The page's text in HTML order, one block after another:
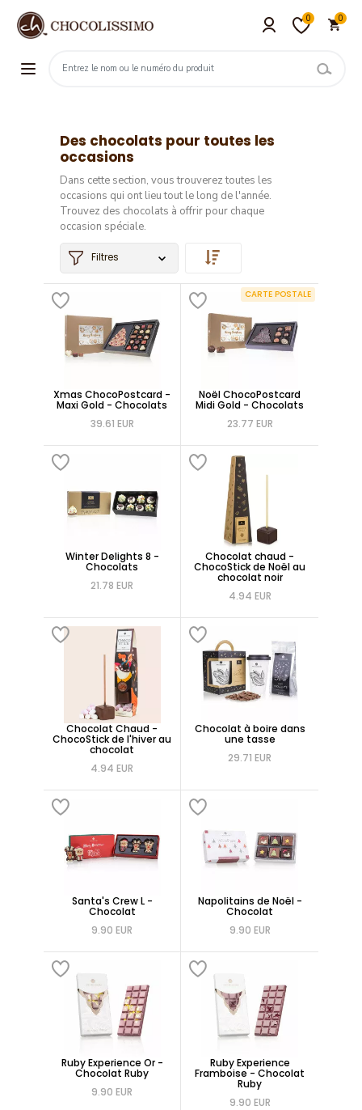
0 0
Des chocolats pour toutes les
occasions
Dans cette section, vous trouverez toutes les
occasions qui ont lieu tout le long de l'année.
Trouvez des chocolats à offrir pour chaque
occasion spéciale.
Filtres
Xmas ChocoPostcard -
Maxi Gold - Chocolats
39.61 EUR
CARTE POSTALE
Noël ChocoPostcard
Midi Gold - Chocolats
23.77 EUR
Winter Delights 8 -
Chocolats
21.78 EUR
Chocolat chaud -
ChocoStick de Noël au
chocolat noir
4.94 EUR
Chocolat Chaud -
ChocoStick de l'hiver au
chocolat
4.94 EUR
Chocolat à boire dans
une tasse
29.71 EUR
Santa's Crew L -
Chocolat
9.90 EUR
Napolitains de Noël -
Chocolat
9.90 EUR
Ruby Experience Or -
Chocolat Ruby
9.90 EUR
Ruby Experience
Framboise - Chocolat
Ruby
9.90 EUR